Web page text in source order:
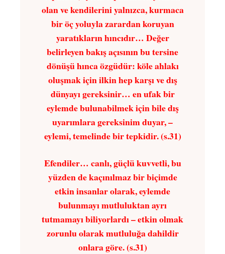
olan ve kendilerini yalnızca, kurmaca
bir öç yoluyla zarardan koruyan
yaratıkların hıncıdır… Değer
belirleyen bakış açısının bu tersine
dönüşü hınca özgüdür: köle ahlakı
oluşmak için ilkin hep karşı ve dış
dünyayı gereksinir… en ufak bir
eylemde bulunabilmek için bile dış
uyarımlara gereksinim duyar, –
eylemi, temelinde bir tepkidir. (s.31)
Efendiler… canlı, güçlü kuvvetli, bu
yüzden de kaçınılmaz bir biçimde
etkin insanlar olarak, eylemde
bulunmayı mutluluktan ayrı
tutmamayı biliyorlardı – etkin olmak
zorunlu olarak mutluluğa dahildir
onlara göre. (s.31)